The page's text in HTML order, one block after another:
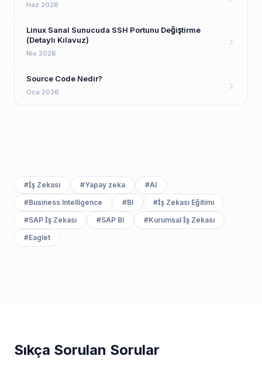
Haz 2026
Linux Sanal Sunucuda SSH Portunu Değiştirme
(Detaylı Kılavuz)
Nis 2026
Source Code Nedir?
Oca 2026
#İş Zekası #Yapay zeka #AI
#Business Intelligence #BI #İş Zekası Eğitimi
#SAP İş Zekası #SAP BI #Kurumsal İş Zekası
#Eaglet
Sıkça Sorulan Sorular